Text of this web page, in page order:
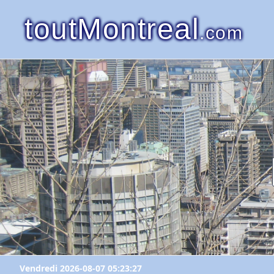
toutMontreal.com
Vendredi 2026-08-07 05:23:27